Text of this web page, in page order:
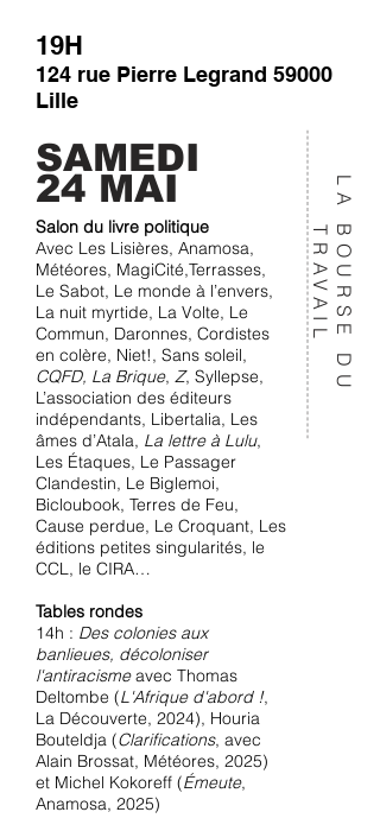
19H
124 rue Pierre Legrand 59000
Lille
SAMEDI
24 MAI
Salon du livre politique
Avec Les Lisières, Anamosa,
Météores, MagiCité,Terrasses,
Le Sabot, Le monde à l’envers,
La nuit myrtide, La Volte, Le
Commun, Daronnes, Cordistes
en colère, Niet!, Sans soleil,
CQFD, La Brique, Z, Syllepse,
L’association des éditeurs
indépendants, Libertalia, Les
âmes d’Atala, La lettre à Lulu,
Les Étaques, Le Passager
Clandestin, Le Biglemoi,
Bicloubook, Terres de Feu,
Cause perdue, Le Croquant, Les
éditions petites singularités, le
CCL, le CIRA…
Tables rondes
14h : Des colonies aux
banlieues, décoloniser
l'antiracismeavec Thomas
Deltombe (L'Afrique d'abord !,
La Découverte, 2024), Houria
Bouteldja (Clarifications, avec
Alain Brossat, Météores, 2025)
et Michel Kokoreff (Émeute,
Anamosa, 2025)
L
A
BO
U
R
S
E
D
U
TR
A
V
A
I
L